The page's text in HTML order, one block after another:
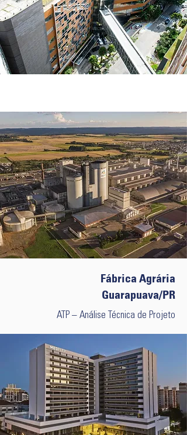
Fábrica Agrária
Guarapuava/PR
ATP – Análise Técnica de Projeto